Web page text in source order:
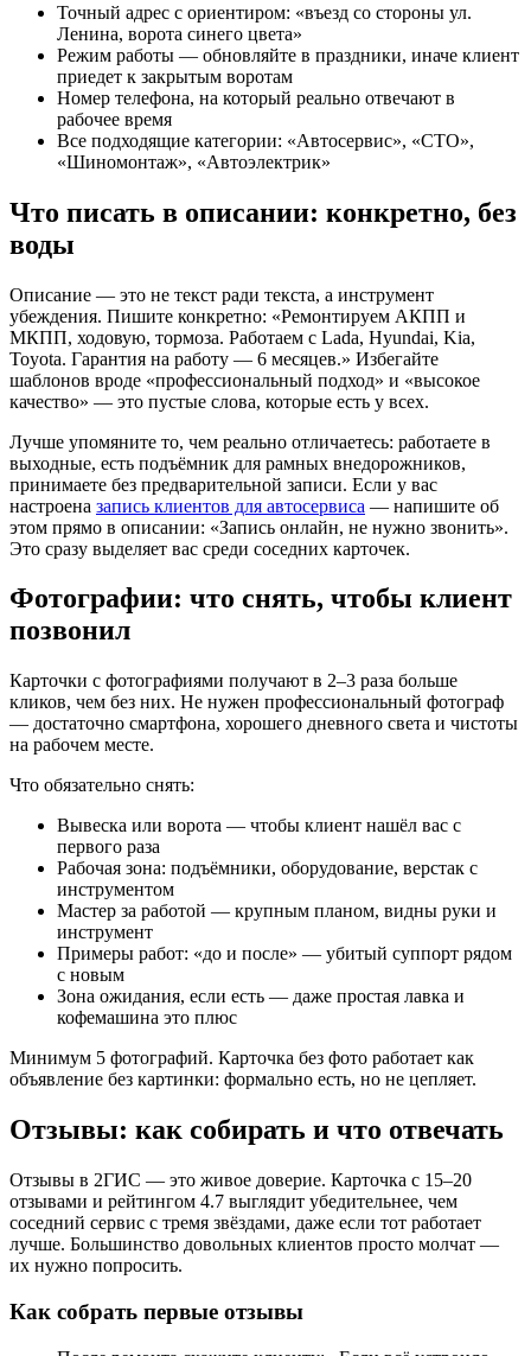
Точный адрес с ориентиром: «въезд со стороны ул.
Ленина, ворота синего цвета»
Режим работы — обновляйте в праздники, иначе клиент
приедет к закрытым воротам
Номер телефона, на который реально отвечают в
рабочее время
Все подходящие категории: «Автосервис», «СТО»,
«Шиномонтаж», «Автоэлектрик»
Что писать в описании: конкретно, без
воды
Описание — это не текст ради текста, а инструмент
убеждения. Пишите конкретно: «Ремонтируем АКПП и
МКПП, ходовую, тормоза. Работаем с Lada, Hyundai, Kia,
Toyota. Гарантия на работу — 6 месяцев.» Избегайте
шаблонов вроде «профессиональный подход» и «высокое
качество» — это пустые слова, которые есть у всех.
Лучше упомяните то, чем реально отличаетесь: работаете в
выходные, есть подъёмник для рамных внедорожников,
принимаете без предварительной записи. Если у вас
настроена запись клиентов для автосервиса — напишите об
этом прямо в описании: «Запись онлайн, не нужно звонить».
Это сразу выделяет вас среди соседних карточек.
Фотографии: что снять, чтобы клиент
позвонил
Карточки с фотографиями получают в 2–3 раза больше
кликов, чем без них. Не нужен профессиональный фотограф
— достаточно смартфона, хорошего дневного света и чистоты
на рабочем месте.
Что обязательно снять:
Вывеска или ворота — чтобы клиент нашёл вас с
первого раза
Рабочая зона: подъёмники, оборудование, верстак с
инструментом
Мастер за работой — крупным планом, видны руки и
инструмент
Примеры работ: «до и после» — убитый суппорт рядом
с новым
Зона ожидания, если есть — даже простая лавка и
кофемашина это плюс
Минимум 5 фотографий. Карточка без фото работает как
объявление без картинки: формально есть, но не цепляет.
Отзывы: как собирать и что отвечать
Отзывы в 2ГИС — это живое доверие. Карточка с 15–20
отзывами и рейтингом 4.7 выглядит убедительнее, чем
соседний сервис с тремя звёздами, даже если тот работает
лучше. Большинство довольных клиентов просто молчат —
их нужно попросить.
Как собрать первые отзывы